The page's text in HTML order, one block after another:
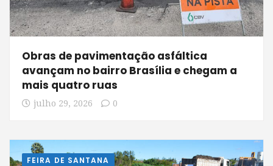
Obras de pavimentação asfáltica
avançam no bairro Brasília e chegam a
mais quatro ruas
julho 29, 2026 0
FEIRA DE SANTANA